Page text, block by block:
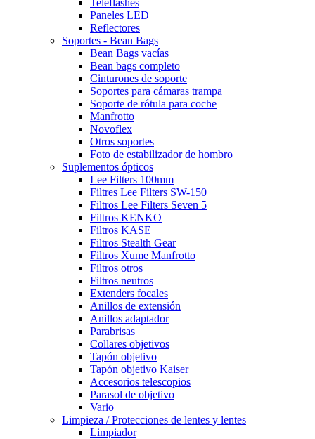
Teleflashes
Paneles LED
Reflectores
Soportes - Bean Bags
Bean Bags vacías
Bean bags completo
Cinturones de soporte
Soportes para cámaras trampa
Soporte de rótula para coche
Manfrotto
Novoflex
Otros soportes
Foto de estabilizador de hombro
Suplementos ópticos
Lee Filters 100mm
Filtres Lee Filters SW-150
Filtros Lee Filters Seven 5
Filtros KENKO
Filtros KASE
Filtros Stealth Gear
Filtros Xume Manfrotto
Filtros otros
Filtros neutros
Extenders focales
Anillos de extensión
Anillos adaptador
Parabrisas
Collares objetivos
Tapón objetivo
Tapón objetivo Kaiser
Accesorios telescopios
Parasol de objetivo
Vario
Limpieza / Protecciones de lentes y lentes
Limpiador